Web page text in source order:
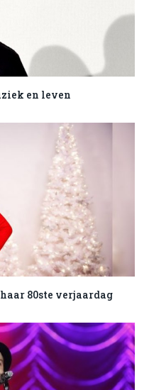
en leven
80ste verjaardag